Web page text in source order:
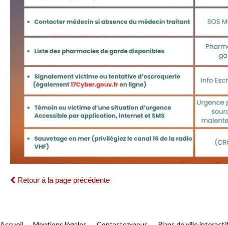
Retour à la page précédente